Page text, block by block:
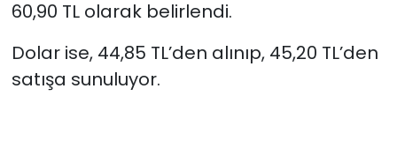
60,90 TL olarak belirlendi.
Dolar ise, 44,85 TL’den alınıp, 45,20 TL’den
satışa sunuluyor.
YAŞAM
Yazarlar